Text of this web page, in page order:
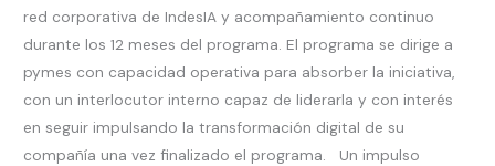
red corporativa de IndesIA y acompañamiento continuo
durante los 12 meses del programa. El programa se dirige a
pymes con capacidad operativa para absorber la iniciativa,
con un interlocutor interno capaz de liderarla y con interés
en seguir impulsando la transformación digital de su
compañía una vez finalizado el programa. Un impulso